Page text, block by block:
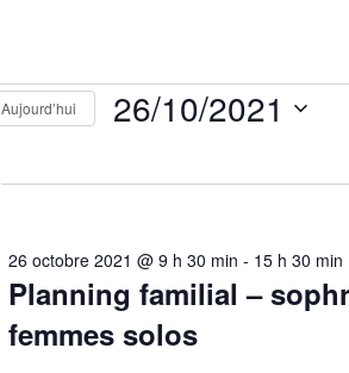
Aujourd’hui 26/10/2021
date.
Planning familial –
femmes solos
26 octobre 2021 @ 9 h 30 min - 15 h 30 min